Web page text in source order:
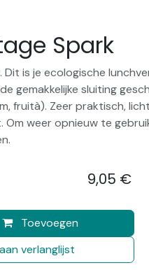
Spark
is je ecologische
gemakkelijke sluiting
fruità). Zeer praktisch,
Om weer opnieuw te
Toevoegen
verlanglijst
9,05 €